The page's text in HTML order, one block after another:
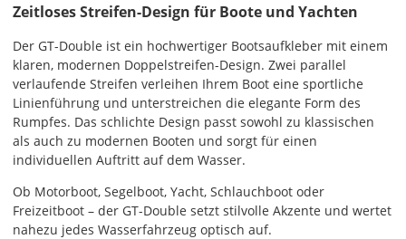
Economy
Deutschland
Di., 18.08. -
Sa., 22.08.
Zeitloses Streifen-Design für Boote und Yachten
Der GT-Double ist ein hochwertiger Bootsaufkleber mit einem
klaren, modernen Doppelstreifen-Design. Zwei parallel
verlaufende Streifen verleihen Ihrem Boot eine sportliche
Linienführung und unterstreichen die elegante Form des
Rumpfes. Das schlichte Design passt sowohl zu klassischen
als auch zu modernen Booten und sorgt für einen
individuellen Auftritt auf dem Wasser.
Ob Motorboot, Segelboot, Yacht, Schlauchboot oder
Freizeitboot – der GT-Double setzt stilvolle Akzente und wertet
nahezu jedes Wasserfahrzeug optisch auf.